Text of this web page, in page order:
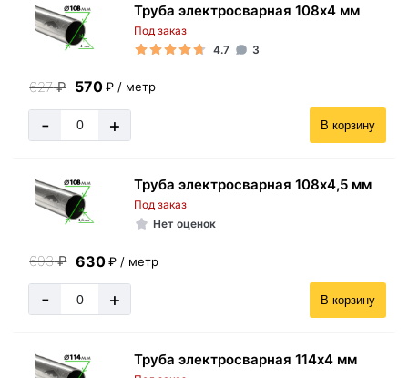
Труба электросварная 108х4 мм
Под заказ
4.7
3
627₽ 570 ₽ / метр
- + В корзину
Труба электросварная 108х4,5 мм
Под заказ
Нет оценок
693₽ 630 ₽ / метр
- + В корзину
Труба электросварная 114х4 мм